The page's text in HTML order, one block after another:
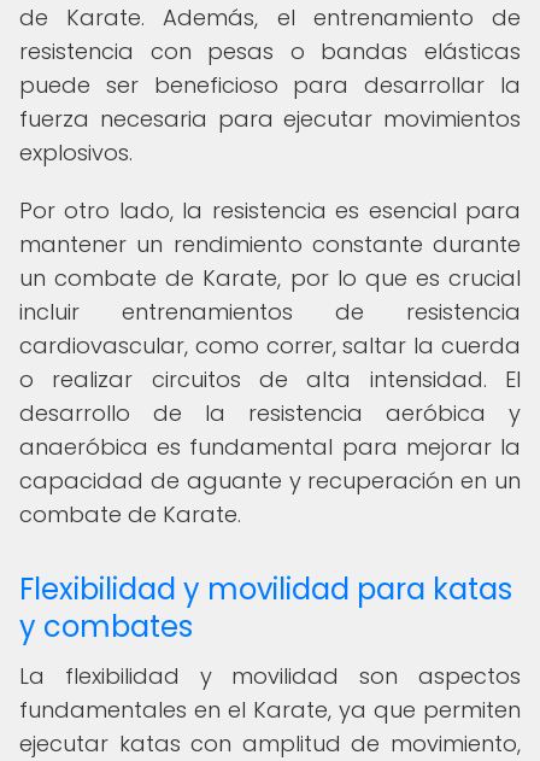
de Karate. Además, el entrenamiento de
resistencia con pesas o bandas elásticas
puede ser beneficioso para desarrollar la
fuerza necesaria para ejecutar movimientos
explosivos.
Por otro lado, la resistencia es esencial para
mantener un rendimiento constante durante
un combate de Karate, por lo que es crucial
incluir entrenamientos de resistencia
cardiovascular, como correr, saltar la cuerda
o realizar circuitos de alta intensidad. El
desarrollo de la resistencia aeróbica y
anaeróbica es fundamental para mejorar la
capacidad de aguante y recuperación en un
combate de Karate.
Flexibilidad y movilidad para katas
y combates
La flexibilidad y movilidad son aspectos
fundamentales en el Karate, ya que permiten
ejecutar katas con amplitud de movimiento,